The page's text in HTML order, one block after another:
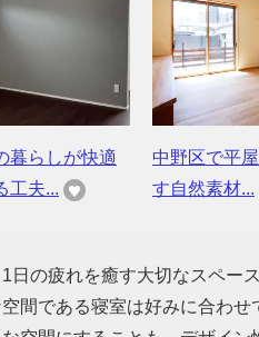
暮らしが快適
工夫...
中野区で平
す自然素材...
日の疲れを癒す大切なスペー
間である寝室は好みに合わ